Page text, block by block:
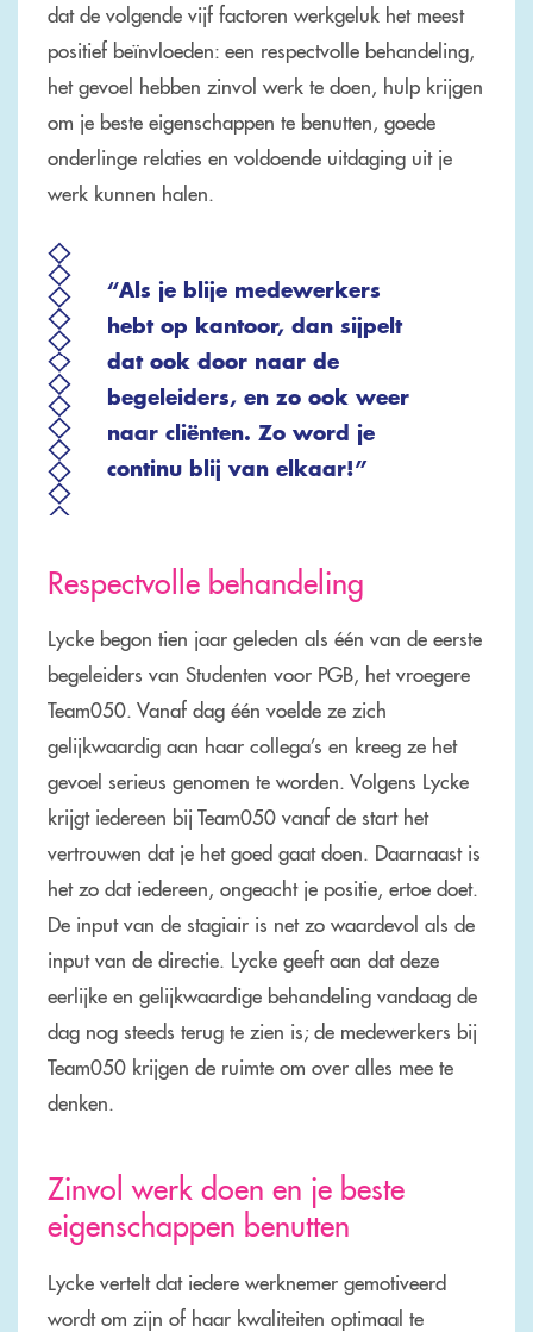
dat de volgende vijf factoren werkgeluk het meest
positief beïnvloeden: een respectvolle behandeling,
het gevoel hebben zinvol werk te doen, hulp krijgen
om je beste eigenschappen te benutten, goede
onderlinge relaties en voldoende uitdaging uit je
werk kunnen halen.
“Als je blije medewerkers
hebt op kantoor, dan sijpelt
dat ook door naar de
begeleiders, en zo ook weer
naar cliënten. Zo word je
continu blij van elkaar!”
Respectvolle behandeling
Lycke begon tien jaar geleden als één van de eerste
begeleiders van Studenten voor PGB, het vroegere
Team050. Vanaf dag één voelde ze zich
gelijkwaardig aan haar collega’s en kreeg ze het
gevoel serieus genomen te worden. Volgens Lycke
krijgt iedereen bij Team050 vanaf de start het
vertrouwen dat je het goed gaat doen. Daarnaast is
het zo dat iedereen, ongeacht je positie, ertoe doet.
De input van de stagiair is net zo waardevol als de
input van de directie. Lycke geeft aan dat deze
eerlijke en gelijkwaardige behandeling vandaag de
dag nog steeds terug te zien is; de medewerkers bij
Team050 krijgen de ruimte om over alles mee te
denken.
Zinvol werk doen en je beste
eigenschappen benutten
Lycke vertelt dat iedere werknemer gemotiveerd
wordt om zijn of haar kwaliteiten optimaal te